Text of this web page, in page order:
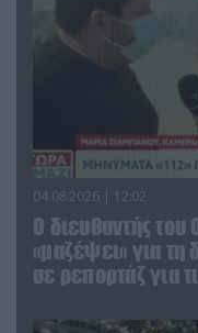
04.08.2026 | 12:02
O διευθυντής του
«μαζέψει» για
σε ρεπορτάζ για